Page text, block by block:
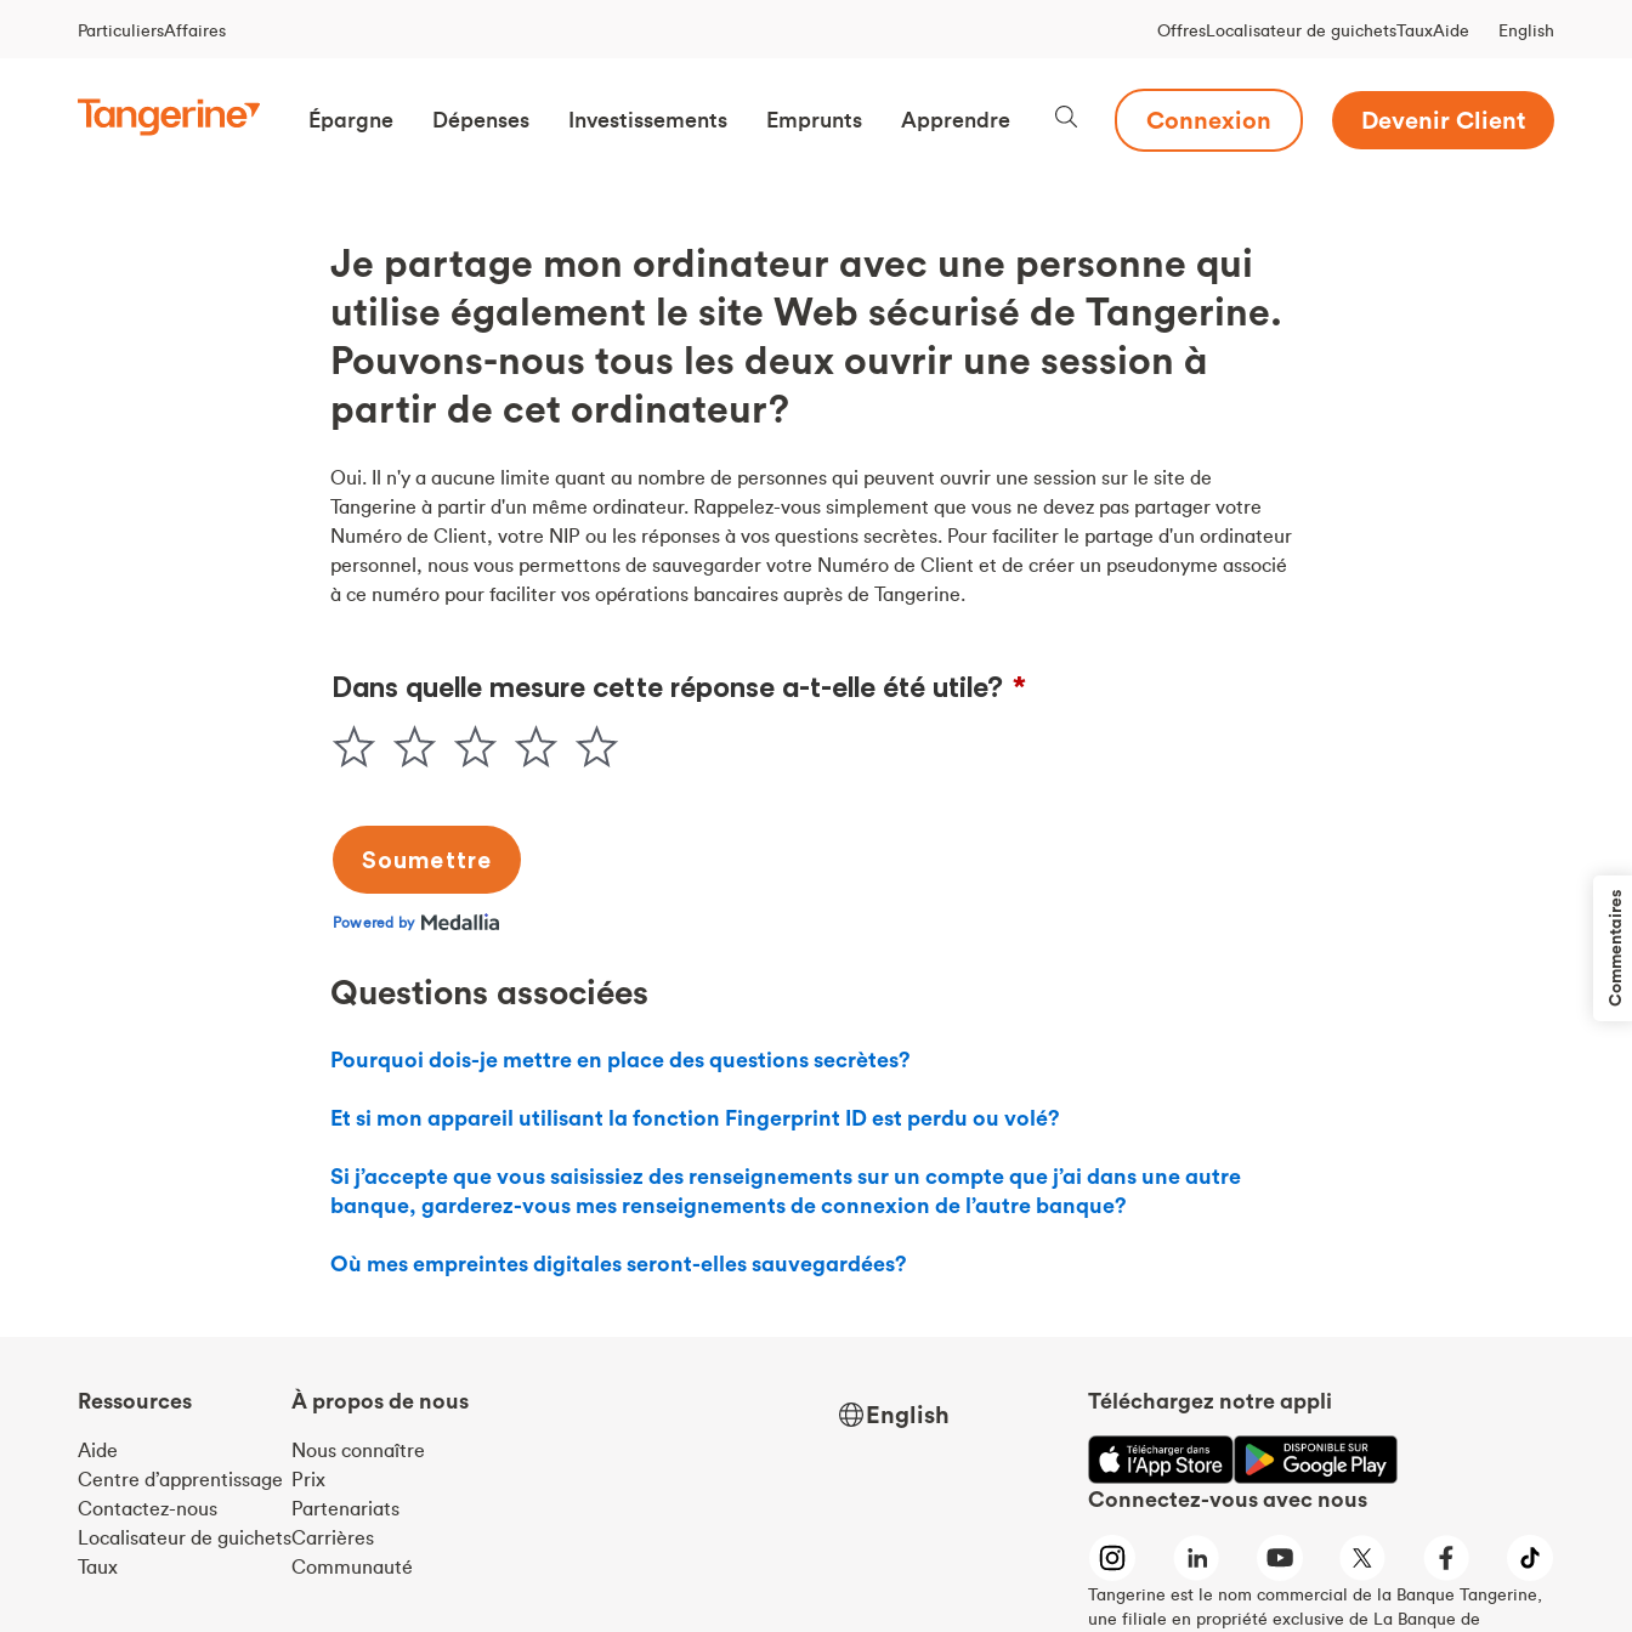
ParticuliersAffaires OffresLocalisateur de guichetsTauxAide English
Épargne Dépenses Investissements Emprunts Apprendre Connexion Devenir Client
Je partage mon ordinateur avec une personne qui
utilise également le site Web sécurisé de Tangerine.
Pouvons-nous tous les deux ouvrir une session à
partir de cet ordinateur?
Oui. Il n'y a aucune limite quant au nombre de personnes qui peuvent ouvrir une session sur le site de
Tangerine à partir d'un même ordinateur. Rappelez-vous simplement que vous ne devez pas partager votre
Numéro de Client, votre NIP ou les réponses à vos questions secrètes. Pour faciliter le partage d'un ordinateur
personnel, nous vous permettons de sauvegarder votre Numéro de Client et de créer un pseudonyme associé
à ce numéro pour faciliter vos opérations bancaires auprès de Tangerine.
Questions associées
Pourquoi dois-je mettre en place des questions secrètes?
Et si mon appareil utilisant la fonction Fingerprint ID est perdu ou volé?
Si j’accepte que vous saisissiez des renseignements sur un compte que j’ai dans une autre
banque, garderez-vous mes renseignements de connexion de l’autre banque?
Où mes empreintes digitales seront-elles sauvegardées?
Ressources
Aide
Centre d’apprentissage
Contactez-nous
Localisateur de guichets
Taux
À propos de nous
Nous connaître
Prix
Partenariats
Carrières
Communauté
English Téléchargez notre appli
Connectez-vous avec nous
Tangerine est le nom commercial de la Banque Tangerine,
une filiale en propriété exclusive de La Banque de
Commentaires